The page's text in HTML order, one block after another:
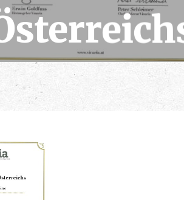
21. April 2021